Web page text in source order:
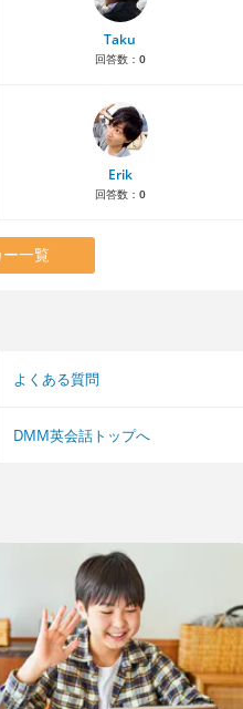
Taku
回答数： 0
Erik
回答数： 0
一覧
よくある質問
DMM英会話トップへ